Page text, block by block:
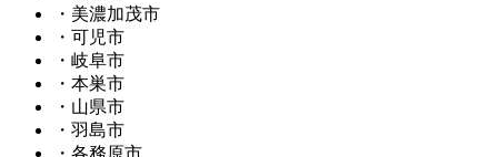
・美濃加茂市
・可児市
・岐阜市
・本巣市
・山県市
・羽島市
・各務原市